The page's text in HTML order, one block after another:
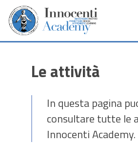
Skip
main
Le attività
In questa pagina
consultare tutte le
Innocenti Academy.